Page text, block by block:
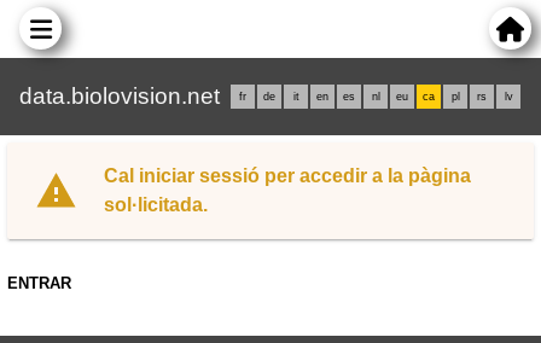
data.biolovision.net fr de it en es nl eu ca pl rs lv
Cal iniciar sessió per accedir a la pàgina
sol·licitada.
ENTRAR